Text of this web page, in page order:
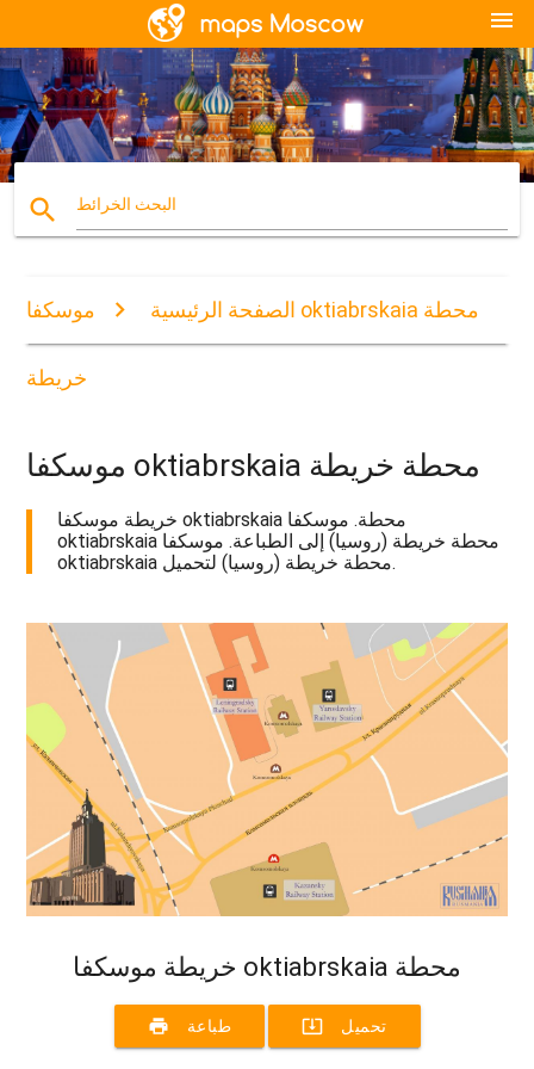
menu
search البحث الخرائط
الصفحة الرئيسية موسكفا oktiabrskaia محطة
خريطة
موسكفا oktiabrskaia محطة خريطة
خريطة موسكفا oktiabrskaia محطة. موسكفا
oktiabrskaia محطة خريطة (روسيا) إلى الطباعة. موسكفا
oktiabrskaia محطة خريطة (روسيا) لتحميل.
خريطة موسكفا oktiabrskaia محطة
print طباعة system_update_alt تحميل